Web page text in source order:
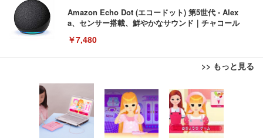
Amazon Echo Dot (エコードット) 第5世代 - Alex
a、センサー搭載、鮮やかなサウンド｜チャコール
￥7,480
>> もっと見る
[EdoErgo] オフィスチェア 椅子 テレワーク 疲れな
い 跳ね上げ式アームレスト コンパクト 約105度ロッ
キング pc 事務椅子 360度回転 座面昇降 強化ナイロ
ン樹脂ベース 通気性メッシュ 在宅ワーク H-WY01
(黒網+黒枠+黒足)
￥5,699
EIZO ビジネス向けプレミアムモニター | FlexScan
EV3240X-WT | 31.5型4K UHD・USB Type-C・ホワ
イト
￥105,595
Amazonベーシック ペットシーツ 薄型 レギュラー 1
回使い捨て 無香料 ホワイト 300枚
￥3,373